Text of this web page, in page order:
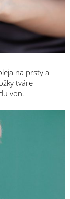
na prsty a
tváre
von.